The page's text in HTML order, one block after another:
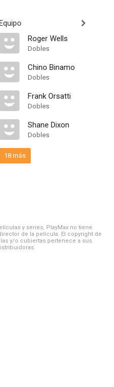
Roger Wells
Dobles
Chino Binamo
Dobles
Frank Orsatti
Dobles
Shane Dixon
Dobles
18 más
y series, PlayMax no tiene
de la película. El copyright de
y/o cubiertas pertenece a sus